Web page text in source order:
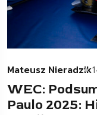
Mateusz Nieradzik
WEC:
Paulo 2025: